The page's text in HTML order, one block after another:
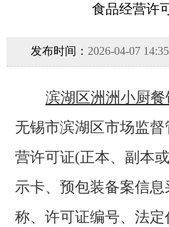
食品经营许
发布时间： 2026-04-07 14:35
滨湖区洲洲小厨餐
无锡市滨湖区市场监
营许可证(正本、副本
示卡、预包装备案信
称、许可证编号、法